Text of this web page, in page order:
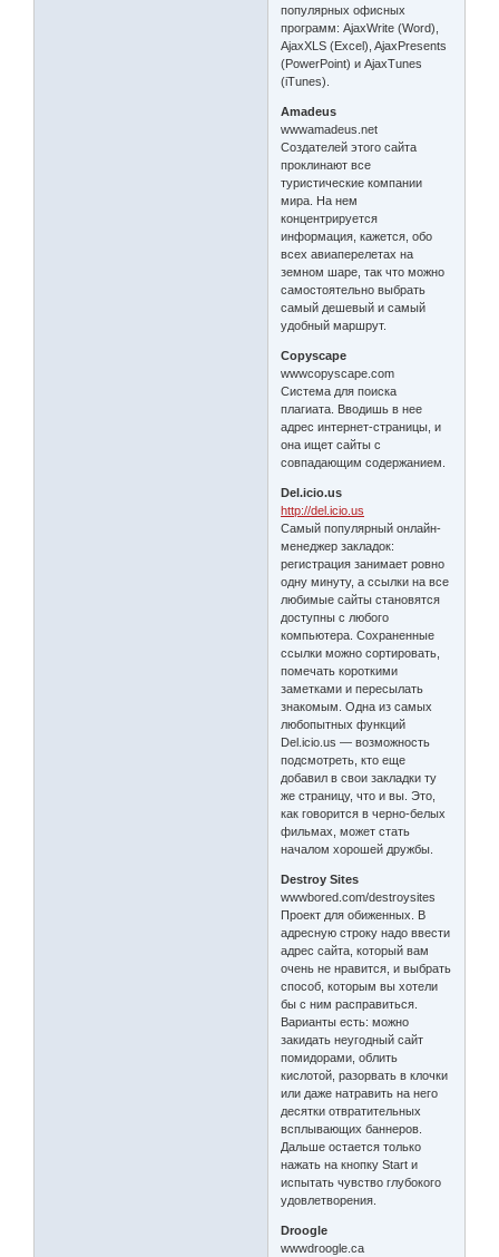
популярных офисных
программ: AjaxWrite (Word),
AjaxXLS (Exсel), AjaxPresents
(PowerPoint) и AjaxTunes
(iTunes).
Amadeus
wwwamadeus.net
Создателей этого сайта
проклинают все
туристические компании
мира. На нем
концентрируется
информация, кажется, обо
всех авиаперелетах на
земном шаре, так что можно
самостоятельно выбрать
самый дешевый и самый
удобный маршрут.
Copyscape
wwwcopyscape.com
Система для поиска
плагиата. Вводишь в нее
адрес интернет-страницы, и
она ищет сайты с
совпадающим содержанием.
Del.icio.us
http://del.icio.us
Самый популярный онлайн-
менеджер закладок:
регистрация занимает ровно
одну минуту, а ссылки на все
любимые сайты становятся
доступны с любого
компьютера. Сохраненные
ссылки можно сортировать,
помечать короткими
заметками и пересылать
знакомым. Одна из самых
любопытных функций
Del.icio.us — возможность
подсмотреть, кто еще
добавил в свои закладки ту
же страницу, что и вы. Это,
как говорится в черно-белых
фильмах, может стать
началом хорошей дружбы.
Destroy Sites
wwwbored.com/destroysites
Проект для обиженных. В
адресную строку надо ввести
адрес сайта, который вам
очень не нравится, и выбрать
способ, которым вы хотели
бы с ним расправиться.
Варианты есть: можно
закидать неугодный сайт
помидорами, облить
кислотой, разорвать в клочки
или даже натравить на него
десятки отвратительных
всплывающих баннеров.
Дальше остается только
нажать на кнопку Start и
испытать чувство глубокого
удовлетворения.
Droogle
wwwdroogle.ca